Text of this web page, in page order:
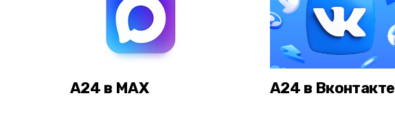
А24 в MAX А24 в Вконтакте